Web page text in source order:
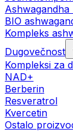
BIO
Kompleks
Dugovečnost
Kompleksi za
NAD+
Berberin
Resveratrol
Kvercetin
Ostalo